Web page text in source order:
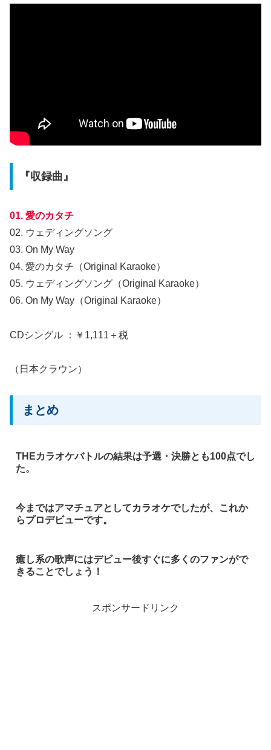
『収録曲』
01. 愛のカタチ
02. ウェディングソング
03. On My Way
04. 愛のカタチ（Original Karaoke）
05. ウェディングソング（Original Karaoke）
06. On My Way（Original Karaoke）
CDシングル ：￥1,111＋税
（日本クラウン）
まとめ
THEカラオケバトルの結果は予選・決勝とも100点でし
た。
今まではアマチュアとしてカラオケでしたが、これか
らプロデビューです。
癒し系の歌声にはデビュー後すぐに多くのファンがで
きることでしょう！
スポンサードリンク